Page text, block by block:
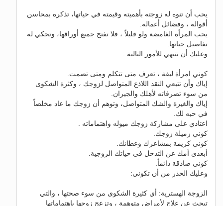
يحب أن تنوه له زوجته بأهميته وقيمته في حياتها، تذكره بمحاسن
أقواله ، وفضائل أعماله.
يحب المرأة الغامضة ولو قليلاً ، فلا تفتح جميع أوراقها، وتحكي له
تفاصيل حياتها.
وعليك أن نتبهي للأمور التالية :
كوني امرأة لبقة ، تعرف متى تتكلم ومتى تصمت.
إياك وأن تتبعي النقد اللاذع المتواصل لزوجك ، وكثرة الشكوى
من سوء تصرفاته لأهلك والجيران.
إياك والغيرة والشك المتواصل، وتوهم أن زوجك ما عاد مخلصاً
في حبه لك.
اعتادي على مشاركة زوجك ميوله واهتماماته .
كوني زميلة زوجك.
كوني كريمة بمشاعرك وعطائك.
أبعدي أمك عن التدخل في حياتك الزوجية.
كوني صادقة دائماً.
وعليك الحذر من أن تكوني:
الزوجة الهسترية: أي كثيرة الشكوى من سوء صحتها ، والتي
تبحث عن علاج لأمراض متوهمة ، وتزعج زوجها باهتماماتها